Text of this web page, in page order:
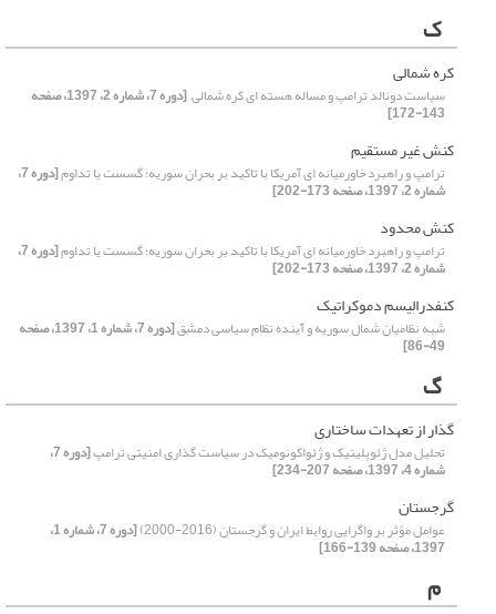
ک
کره شمالی
سیاست دونالد ترامپ و مساله هسته ای کره شمالی ‏ [دوره 7، شماره 2، 1397، صفحه
143-172]
کنش غیر مستقیم
ترامپ و راهبرد خاورمیانه ای آمریکا با تاکید بر بحران سوریه؛ ‏گسست یا تداوم [دوره 7،
شماره 2، 1397، صفحه 173-202]
کنش محدود
ترامپ و راهبرد خاورمیانه ای آمریکا با تاکید بر بحران سوریه؛ ‏گسست یا تداوم [دوره 7،
شماره 2، 1397، صفحه 173-202]
کنفدرالیسم دموکراتیک
شبه نظامیان شمال سوریه و آینده نظام سیاسی دمشق [دوره 7، شماره 1، 1397، صفحه
49-86]
گ
گذار از تعهدات ساختاری
تحلیل مدل ژئوپلیتیک و ژئواکونومیک در سیاست گذاری امنیتی ترامپ [دوره 7،
شماره 4، 1397، صفحه 207-234]
گرجستان
عوامل مؤثر بر واگرایی روابط ایران و گرجستان (2016-2000) [دوره 7، شماره 1،
1397، صفحه 139-166]
م